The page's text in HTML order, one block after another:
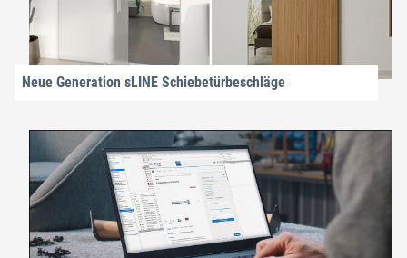
Neue Generation sLINE Schiebetürbeschläge